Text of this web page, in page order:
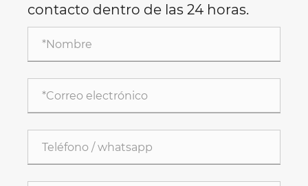
contacto dentro de las 24 horas.